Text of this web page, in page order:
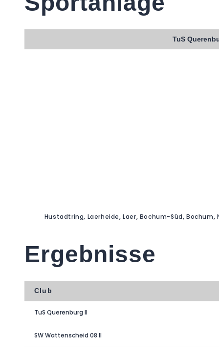
TuS
Hustadtring, Laerheide, Laer, Bochum-Süd,
Ergebnisse
Club
TuS Querenburg II
SW Wattenscheid 08 II